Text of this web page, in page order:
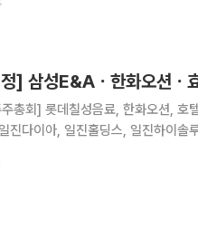
크제니시스, 한양이엔
] 삼성E&Aㆍ한화오션ㆍ
진다이아, 일진홀딩스, 일진하이솔
장공업, 삼성생명, 삼성카드, LG디